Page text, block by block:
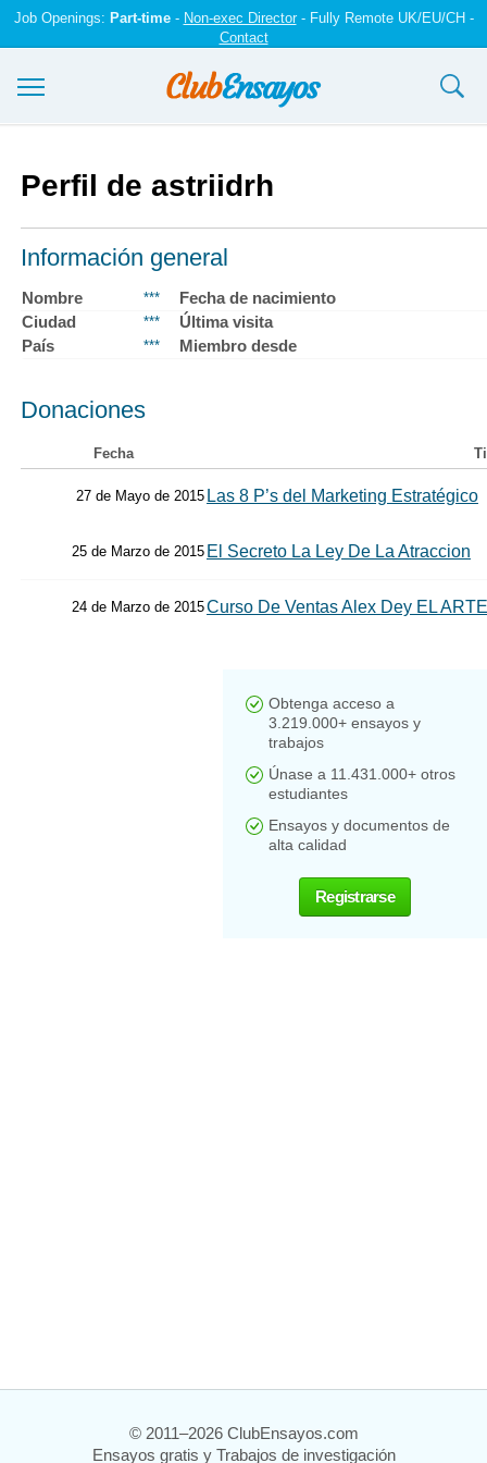
Job Openings: Part-time- Non-exec Director- Fully Remote UK/EU/CH -
Contact
Registrarse
Iniciar sesión
Contáctenos
Perfil de astriidrh
Información general
Nombre ***
Fecha de nacimiento
Ciudad
***
Última visita
País
*** Miembro desde
Donaciones
Fecha
27 de Mayo de 2015 Las 8 P’s del Marketing Estratégico
25 de Marzo de 2015 El Secreto La Ley De La Atraccion
24 de Marzo de 2015Curso De Ventas Alex Dey EL
Obtenga acceso a
3.219.000+ ensayos y
trabajos
Únase a 11.431.000+ otros
estudiantes
Ensayos y documentos de
alta calidad
Registrarse
© 2011–2026 ClubEnsayos.com
Ensayos gratis y Trabajos de investigación